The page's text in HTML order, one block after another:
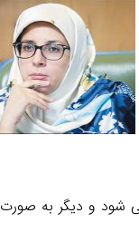
شود و دیگر به صورت